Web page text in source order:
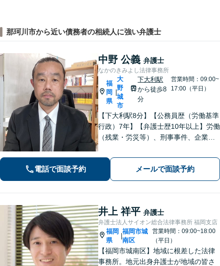
那珂川市から近い債務者の相続人に強い弁護士
中野 公義 弁護士
なかのきみよし法律事務所
福
岡
県
|
大
野
城
市
下大利駅
から徒歩8
分
営業時間：09:00~
17:00（平日）
【下大利駅8分】【公務員歴（労働基準
行政）7年】【弁護士歴10年以上】労働
（残業・労災等）、刑事事件、企業法
的に戦略を立て、慎重かつ丁寧に事件
解決へと進めています。誠心誠意サポ
ートいたしますので、ぜひご相談くだ
さい。
電話で面談予約 メールで面談予約
井上 祥平 弁護士
弁護士法人サイオン総合法律事務所 福岡支店
福岡
県
|
福岡市城
南区
営業時間：09:00~18:00
（平日）
【福岡市城南区】地域に根差した法律
事務所。地元出身弁護士が地域の皆さ